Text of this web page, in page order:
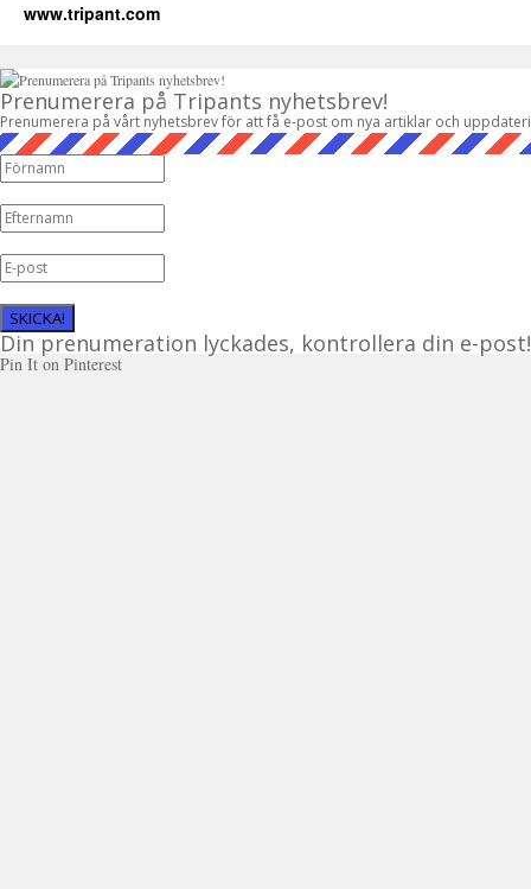
www.tripant.com
Prenumerera på Tripants nyhetsbrev!
Prenumerera på vårt nyhetsbrev för att få e-post om nya artiklar och
SKICKA!
Din prenumeration lyckades, kontrollera din e-post!
Pin It on Pinterest